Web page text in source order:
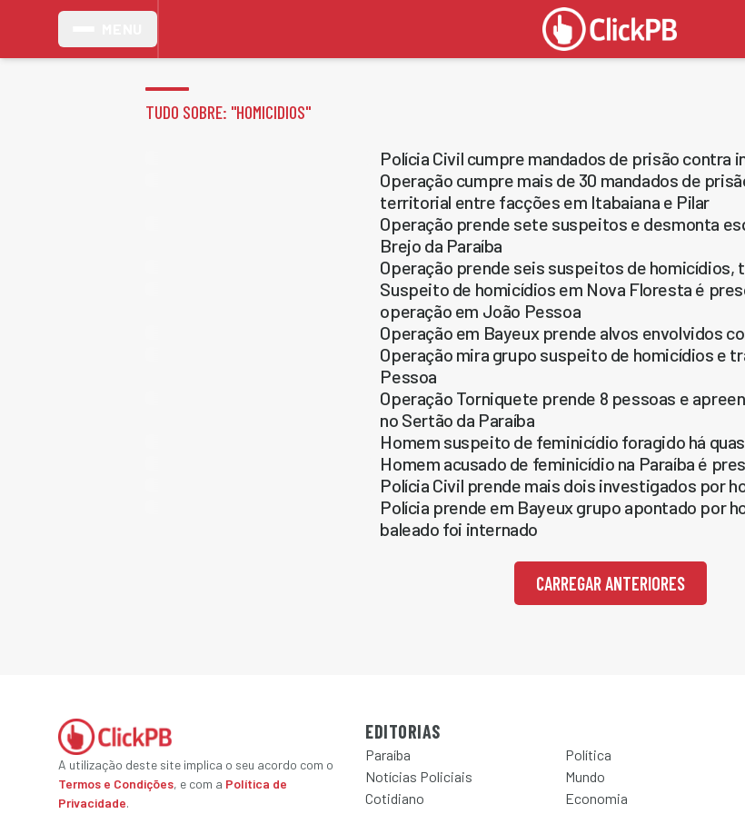
TUDO SOBRE: "HOMICIDIOS"
Polícia Civil cumpre mandados de prisão
Operação cumpre mais de 30 mandados de
territorial entre facções em Itabaiana e Pilar
Operação prende sete suspeitos e desmonta
Brejo da Paraíba
Operação prende seis suspeitos de homicídios,
Suspeito de homicídios em Nova Floresta é
operação em João Pessoa
Operação em Bayeux prende alvos envolvidos
Operação mira grupo suspeito de homicídios e
Pessoa
Operação Torniquete prende 8 pessoas e
no Sertão da Paraíba
Homem suspeito de feminicídio foragido há
Homem acusado de feminicídio na Paraíba é
Polícia Civil prende mais dois investigados por
Polícia prende em Bayeux grupo apontado por
baleado foi internado
CARREGAR ANTERIORES
A utilização deste site implica o seu acordo com o
Termos e Condições, e com a Política de
Privacidade.
EDITORIAS
Paraíba Política
Notícias Policiais
Mundo
Cotidiano
Economia